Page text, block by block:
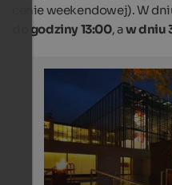
Finnish sauna at
Therme Meran - Christian
cenie weekendowej). W
do godziny 13:00, aw dniu